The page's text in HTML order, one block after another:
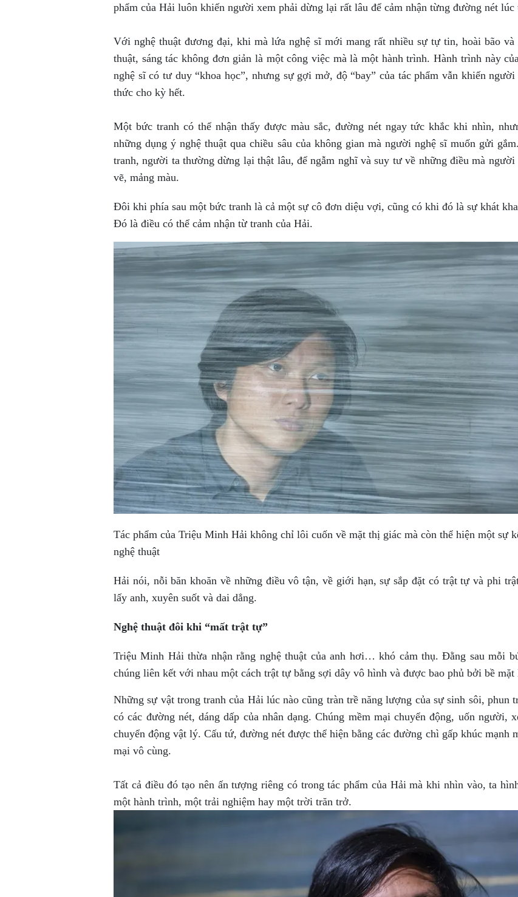
phẩm của Hải luôn khiến người xem phải dừng lại rất lâu để cảm nhận từng đường nét
Với nghệ thuật đương đại, khi mà lứa nghệ sĩ mới mang rất nhiều sự tự tin, hoài bão và
thuật, sáng tác không đơn giản là một công việc mà là một hành trình. Hành trình này
nghệ sĩ có tư duy “khoa học”, nhưng sự gợi mở, độ “bay” của tác phẩm vẫn khiến
thức cho kỳ hết.
Một bức tranh có thể nhận thấy được màu sắc, đường nét ngay tức khắc khi nhìn,
những dụng ý nghệ thuật qua chiều sâu của không gian mà người nghệ sĩ muốn gửi
tranh, người ta thường dừng lại thật lâu, để ngẫm nghĩ và suy tư về những điều mà người
vẽ, mảng màu.
Đôi khi phía sau một bức tranh là cả một sự cô đơn diệu vợi, cũng có khi đó là sự khát
Đó là điều có thể cảm nhận từ tranh của Hải.
Tác phẩm của Triệu Minh Hải không chỉ lôi cuốn về mặt thị giác mà còn thể hiện một sự
nghệ thuật
Hải nói, nỗi băn khoăn về những điều vô tận, về giới hạn, sự sắp đặt có trật tự và phi
lấy anh, xuyên suốt và dai dẳng.
Nghệ thuật đôi khi “mất trật tự”
Triệu Minh Hải thừa nhận rằng nghệ thuật của anh hơi… khó cảm thụ. Đằng sau mỗi
chúng liên kết với nhau một cách trật tự bằng sợi dây vô hình và được bao phủ bởi bề
Những sự vật trong tranh của Hải lúc nào cũng tràn trề năng lượng của sự sinh sôi, phun
có các đường nét, dáng dấp của nhân dạng. Chúng mềm mại chuyển động, uốn người,
chuyển động vật lý. Cấu tứ, đường nét được thể hiện bằng các đường chì gấp khúc mạnh
mại vô cùng.
Tất cả điều đó tạo nên ấn tượng riêng có trong tác phẩm của Hải mà khi nhìn vào, ta
một hành trình, một trải nghiệm hay một trời trăn trở.